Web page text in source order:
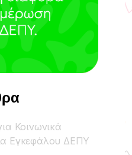
Κοινωνικά
Εγκεφάλου ΔΕΠΥ